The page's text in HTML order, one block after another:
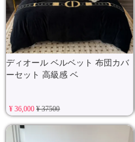
ディオール ベルベット 布団カバ
ーセット 高級感 ベ
¥ 36,000¥ 37500